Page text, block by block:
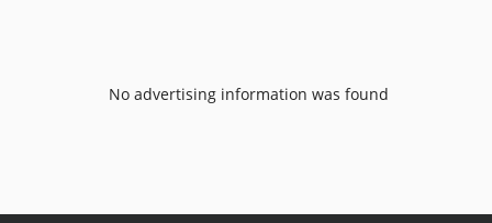
No advertising information was found